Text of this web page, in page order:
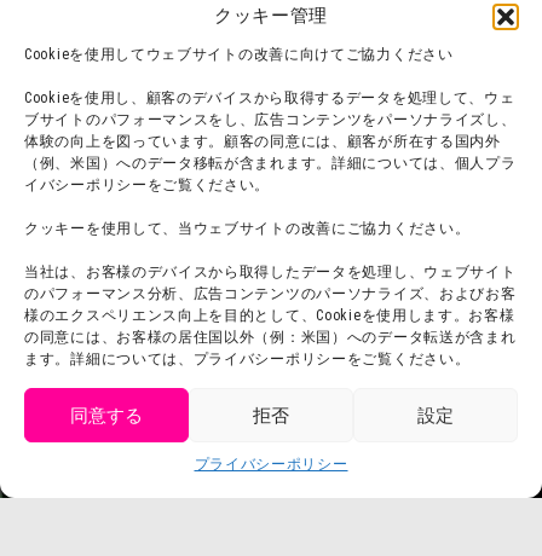
クッキー管理
Cookieを使用してウェブサイトの改善に向けてご協力ください
Cookieを使用し、顧客のデバイスから取得するデータを処理して、ウェ
ブサイトのパフォーマンスをし、広告コンテンツをパーソナライズし、
体験の向上を図っています。顧客の同意には、顧客が所在する国内外
（例、米国）へのデータ移転が含まれます。詳細については、個人プラ
イバシーポリシーをご覧ください。
クッキーを使用して、当ウェブサイトの改善にご協力ください。
当社は、お客様のデバイスから取得したデータを処理し、ウェブサイト
のパフォーマンス分析、広告コンテンツのパーソナライズ、およびお客
様のエクスペリエンス向上を目的として、Cookieを使用します。お客様
の同意には、お客様の居住国以外（例：米国）へのデータ転送が含まれ
ます。詳細については、プライバシーポリシーをご覧ください。
同意する 拒否 設定
プライバシーポリシー
団体利用について
お問い合わせ
利用規約
プライバシーポリシー
プレスリリース
メディア掲載実績
会社概要
スタッフ募集